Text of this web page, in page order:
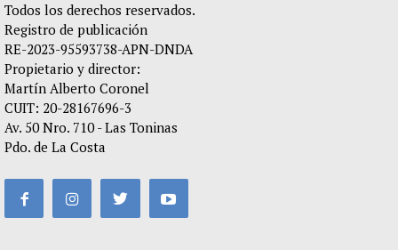
Todos los derechos reservados.
Registro de publicación
RE-2023-95593738-APN-DNDA
Propietario y director:
Martín Alberto Coronel
CUIT: 20-28167696-3
Av. 50 Nro. 710 - Las Toninas
Pdo. de La Costa